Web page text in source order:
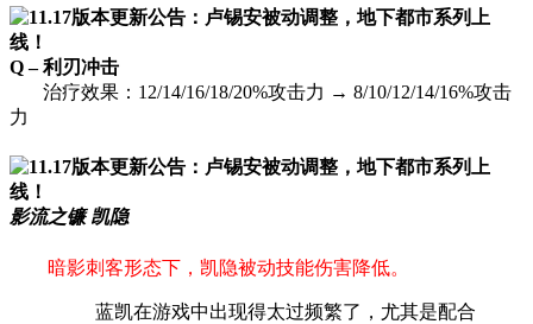
Q – 利刃冲击
治疗效果：12/14/16/18/20%攻击力 → 8/10/12/14/16%攻击
力
影流之镰 凯隐
暗影刺客形态下，凯隐被动技能伤害降低。
蓝凯在游戏中出现得太过频繁了，尤其是配合